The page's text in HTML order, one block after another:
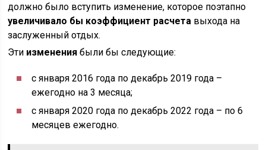
должно было вступить изменение, которое поэтапно
увеличивало бы коэффициент расчета выхода на
заслуженный отдых.
Эти изменения были бы следующие:
с января 2016 года по декабрь 2019 года –
ежегодно на 3 месяца;
с января 2020 года по декабрь 2022 года – по 6
месяцев ежегодно.